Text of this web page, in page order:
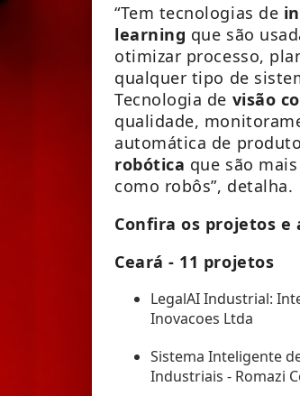
“Tem tecnologias de
learning que são
otimizar processo,
qualquer tipo de
Tecnologia de visão
qualidade,
automática de
robótica que são
como robôs”, detalha.
Confira os projetos e
Ceará - 11 projetos
LegalAI Industrial:
Inovacoes Ltda
Sistema Inteligente
Industriais - Romazi